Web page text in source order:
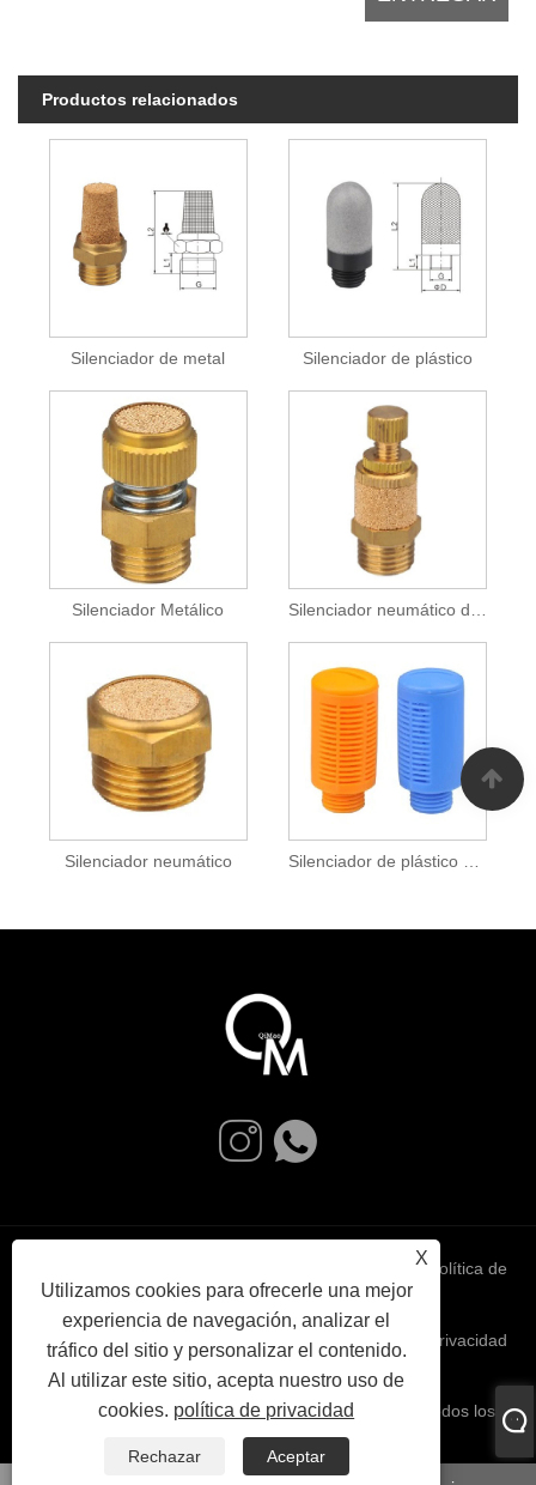
Productos relacionados
Silenciador de metal Silenciador de plástico
Silenciador Metálico Silenciador neumático de metal
Silenciador neumático
X
Utilizamos cookies para ofrecerle una mejor
experiencia de navegación, analizar el
tráfico del sitio y personalizar el contenido.
Al utilizar este sitio, acepta nuestro uso de
cookies. política de privacidad
Rechazar
Aceptar
política de
privacidad
Copyright © 2024 Ningbo Qimao Trading Co., Ltd. Todos los
derechos reservados.